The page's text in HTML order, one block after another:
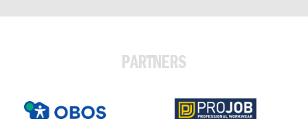
PARTNERS